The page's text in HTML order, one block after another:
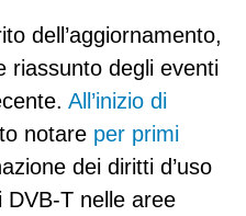
dell’aggiornamento,
riassunto degli eventi
All’inizio di
notare per primi
dei diritti d’uso
DVB-T nelle aree